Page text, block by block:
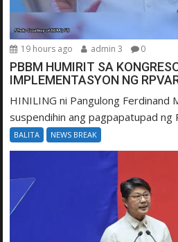
19 hours ago admin 3 0
PBBM HUMIRIT SA
IMPLEMENTASYON NG
HINILING ni Pangulong Ferdinand
suspendihin ang pagpapatupad ng
BALITA NEWS BREAK